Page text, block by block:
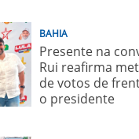
BAHIA
Presente na
Rui reafirma
de votos de
o presidente